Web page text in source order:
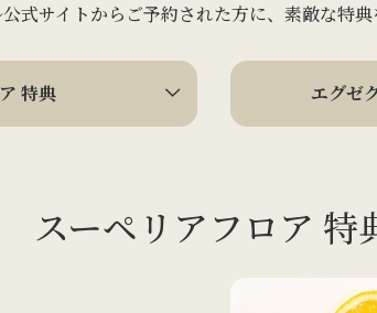
式サイトからご予約された方に、 素敵な特典
特典 エグゼ
スーペリアフロア 特